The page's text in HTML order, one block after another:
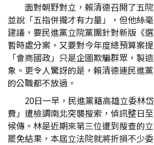
面對朝野對立，賴清德召開了五
並說「五指併攏才有力量」，但他絲
建議，要民進黨立院黨團針對新版《
暫時處分案，又要對今年度總預算案
「會商國政」只是企圖欺騙群眾，製
象。更令人驚訝的是，賴清德連民進
的公職都不放過。
20日一早，民進黨籍高雄立委林
費」遭檢調南北突襲搜索，偵訊整日
候傳。林是近期來第三位遭到搜查的
罷免結果，本屆立法院就將折損不少委